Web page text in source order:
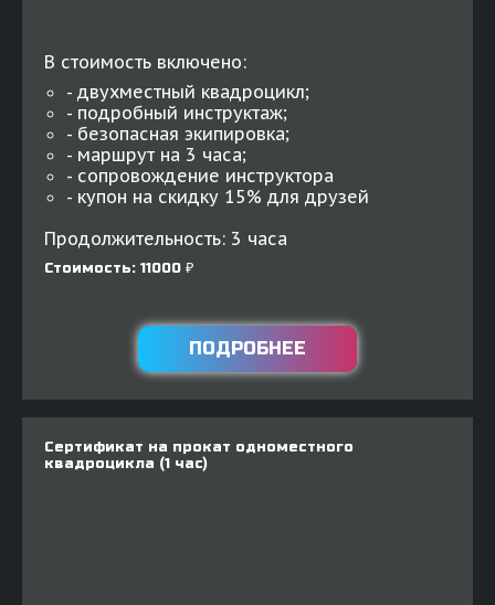
В стоимость включено:
- двухместный квадроцикл;
- подробный инструктаж;
- безопасная экипировка;
- маршрут на 3 часа;
- сопровождение инструктора
- купон на скидку 15% для друзей
Продолжительность: 3 часа
Стоимость: 11000 ₽
ПОДРОБНЕЕ
Сертификат на прокат одноместного
квадроцикла (1 час)